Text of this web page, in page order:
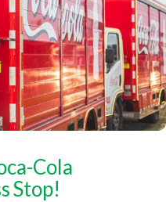
Cola
Stop!